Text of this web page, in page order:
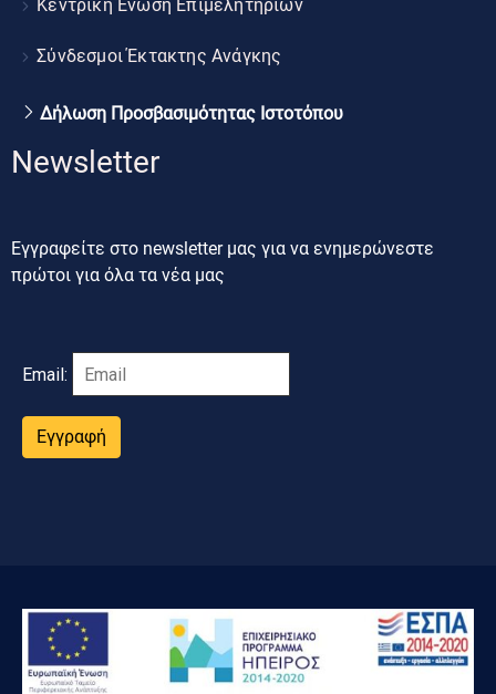
Κεντρική Ένωση Επιμελητηρίων
Σύνδεσμοι Έκτακτης Ανάγκης
Δήλωση Προσβασιμότητας Ιστοτόπου
Newsletter
Εγγραφείτε στο newsletter μας για να ενημερώνεστε
πρώτοι για όλα τα νέα μας
Email:
Εγγραφή